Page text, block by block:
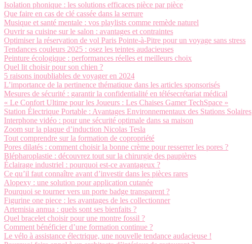
Isolation phonique : les solutions efficaces pièce par pièce
Que faire en cas de clé cassée dans la serrure
Musique et santé mentale : vos playlists comme remède naturel
Ouvrir sa cuisine sur le salon : avantages et contraintes
Optimiser la réservation de vol Paris Pointe-à-Pitre pour un voyage sans stress
Tendances couleurs 2025 : osez les teintes audacieuses
Peinture écologique : performances réelles et meilleurs choix
Quel lit choisir pour son chien ?
5 raisons inoubliables de voyager en 2024
L’importance de la pertinence thématique dans les articles sponsorisés
Mesures de sécurité : garantir la confidentialité en télésecrétariat médical
« Le Confort Ultime pour les Joueurs : Les Chaises Gamer TechSpace »
Station Électrique Portable : Avantages Environnementaux des Stations Solaires
Interphone vidéo : pour une sécurité optimale dans sa maison
Zoom sur la plaque d’induction Nicolas Tesla
Tout comprendre sur la formation de copropriété
Pores dilatés : comment choisir la bonne crème pour resserrer les pores ?
Blépharoplastie : découvrez tout sur la chirurgie des paupières
Éclairage industriel : pourquoi est-ce avantageux ?
Ce qu’il faut connaître avant d’investir dans les pièces rares
Alopexy : une solution pour application cutanée
Pourquoi se tourner vers un porte badge transparent ?
Figurine one piece : les avantages de les collectionner
Artemisia annua : quels sont ses bienfaits ?
Quel bracelet choisir pour une montre fossil ?
Comment bénéficier d’une formation continue ?
Le vélo à assistance électrique, une nouvelle tendance audacieuse !